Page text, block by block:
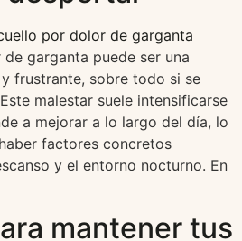
garganta puede ser una
frustrante, sobre todo si se
malestar suele intensificarse
a mejorar a lo largo del día, lo
factores concretos
y el entorno nocturno. En
mantener tus